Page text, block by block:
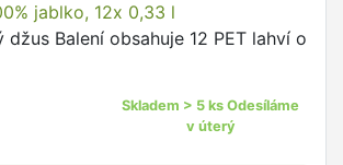
jablko, 12x 0,33 l
džus Balení obsahuje 12 PET lahví o
Skladem > 5 ks Odesíláme
v úterý